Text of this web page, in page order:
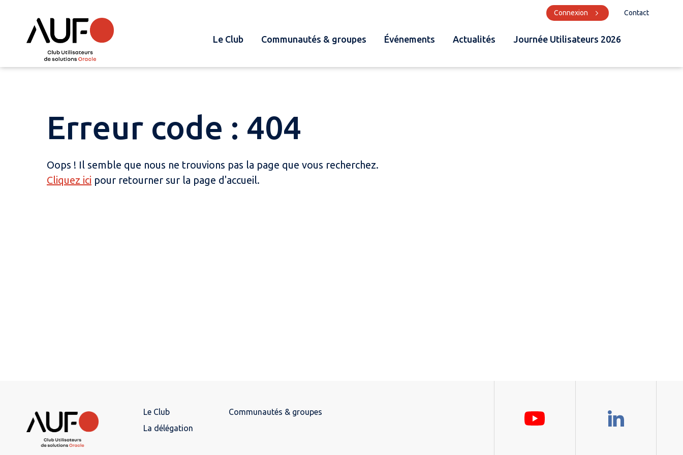
Le Club Communautés & groupes Événements Actualités Journée Utilisateurs 2026
Connexion Contact
Erreur code : 404
Oops ! Il semble que nous ne trouvions pas la page que vous recherchez.
Cliquez ici pour retourner sur la page d'accueil.
Le Club
La délégation
Communautés & groupes